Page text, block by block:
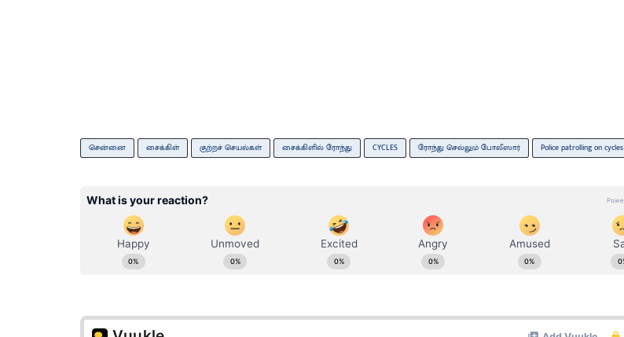
சென்னை சைக்கிள் குற்றச் செயல்கள் சைக்கிளில் ரோந்து CYCLES ரோந்து செல்லும் போலீஸார் Police patrolling on cycles